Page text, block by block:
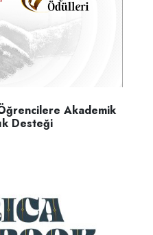
Akademik
Desteği